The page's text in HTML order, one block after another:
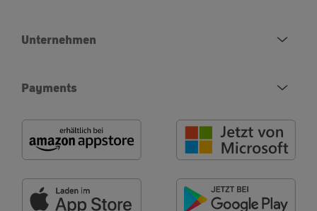
Unternehmen
Payments